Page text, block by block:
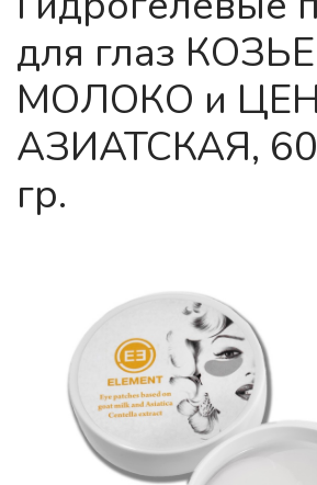
для глаз КОЗЬЕ
МОЛОКО и
АЗИАТСКАЯ,
гр.